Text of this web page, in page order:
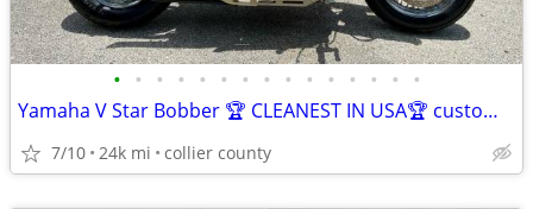
• • • • • • • • • • • • • • •
Yamaha V Star Bobber 🏆 CLEANEST IN USA🏆 custom with FL title in hand
7/10 24k mi collier county